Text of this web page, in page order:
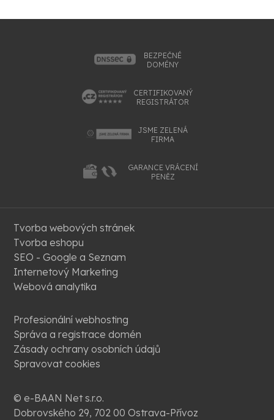
BEZPEČNÉ
DOMÉNY
CERTIFIKOVANÝ
REGISTRÁTOR
JSME ZELENÁ
FIRMA
GARANCE VRÁCENÍ
PENĚZ
Tvorba webových stránek
Tvorba eshopu
SEO - Google a Seznam
Internetový Marketing
Webová analytika
Profesionální webhosting
Správa a registrace domén
Zásady ochrany osobních údajů
Spravovat cookies
© e-BAAN Net s.r.o.
Dobrovského 29, 702 00 Ostrava-Přívoz